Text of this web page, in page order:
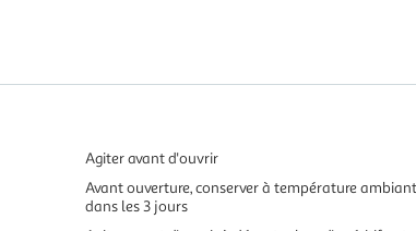
Agiter avant d'ouvrir
Avant ouverture, conserver à température
dans les 3 jours